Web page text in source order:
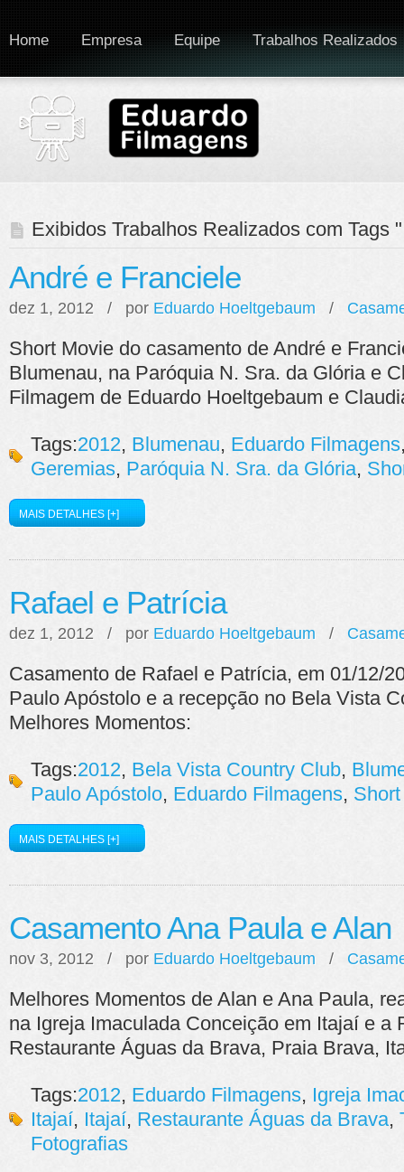
Home Empresa Equipe Trabalhos Realizados
Exibidos Trabalhos Realizados com Tags "
André e Franciele
dez 1, 2012 / por Eduardo Hoeltgebaum /
Short Movie do casamento de André e
Blumenau, na Paróquia N. Sra. da Glória e
Filmagem de Eduardo Hoeltgebaum e
Tags:2012, Blumenau, Eduardo Filmagens
Geremias, Paróquia N. Sra. da Glória,
MAIS DETALHES [+]
Rafael e Patrícia
dez 1, 2012 / por Eduardo Hoeltgebaum /
Casamento de Rafael e Patrícia, em 01/12/
Paulo Apóstolo e a recepção no Bela Vista
Melhores Momentos:
Tags:2012, Bela Vista Country Club,
Paulo Apóstolo, Eduardo Filmagens,
MAIS DETALHES [+]
Casamento Ana Paula e Alan
nov 3, 2012 / por Eduardo Hoeltgebaum /
Melhores Momentos de Alan e Ana Paula,
na Igreja Imaculada Conceição em Itajaí e a
Restaurante Águas da Brava, Praia Brava,
Tags:2012, Eduardo Filmagens, Igreja
Itajaí, Itajaí, Restaurante Águas da Brava,
Fotografias